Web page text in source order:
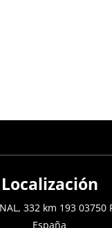
Localización
332 km 193 03750
España